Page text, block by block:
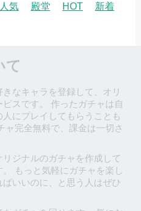
人気 殿堂 HOT 新着
て
なキャラを登録して、オリ
スです。 作ったガチャは自
にプレイしてもらうことも
ャ完全無料で、課金は一切さ
ジナルのガチャを作成して
もっと気軽にガチャを楽し
いいのに、と思う人はぜひ